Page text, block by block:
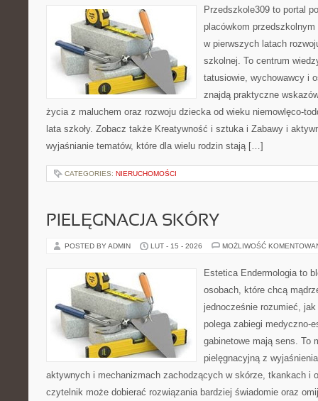
Przedszkole309 to portal
placówkom
w pierwszych latach
szkolnej. To centrum
tatusiowie, wychowawcy i
znajdą praktyczne
życia z maluchem oraz rozwoju dziecka od wieku niemowlęco-
lata szkoły. Zobacz także Kreatywność i sztuka i Zabawy i
wyjaśnianie tematów, które dla wielu rodzin stają […]
CATEGORIES: NIERUCHOMOŚCI
PIELĘGNACJA SKÓRY
POSTED BY ADMIN LUT - 15 - 2026 MOŻLIWOŚĆ
Estetica Endermologia to
osobach, które chcą
jednocześnie rozumieć,
polega zabiegi medyczno-
gabinetowe mają sens. To
pielęgnacyjną z
aktywnych i mechanizmach zachodzących w skórze, tkankach i
czytelnik może dobierać rozwiązania bardziej świadomie oraz